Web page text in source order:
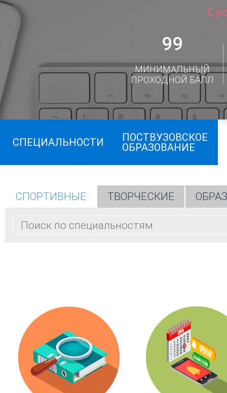
99
МИНИМАЛЬНЫЙ
ПРОХОДНОЙ БАЛЛ
СПЕЦИАЛЬНОСТИ
ПОСТВУЗОВСКОЕ
ОБРАЗОВАНИЕ
СПОРТИВНЫЕ ТВОРЧЕСКИЕ